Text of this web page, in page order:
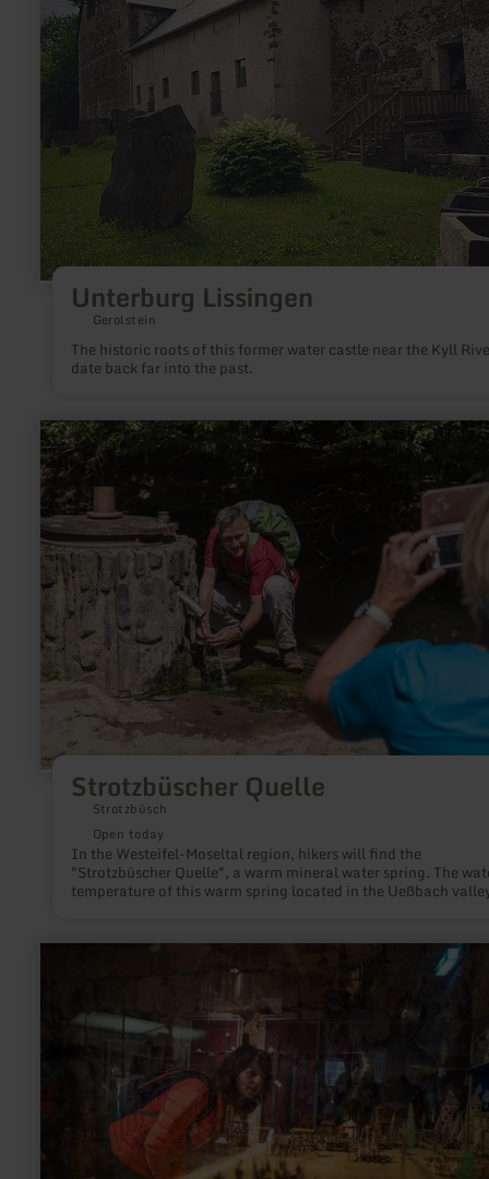
Unterburg Lissingen
Gerolstein
The historic roots of this former water castle near the Kyll
date back far into the past.
Strotzbüscher Quelle
Strotzbüsch
Open today
In the Westeifel-Moseltal region, hikers will find the
"Strotzbüscher Quelle", a warm mineral water spring. The
temperature of this warm spring located in the Ueßbach
learn
more
about:
Strotzbüscher
Quelle
Nideggen